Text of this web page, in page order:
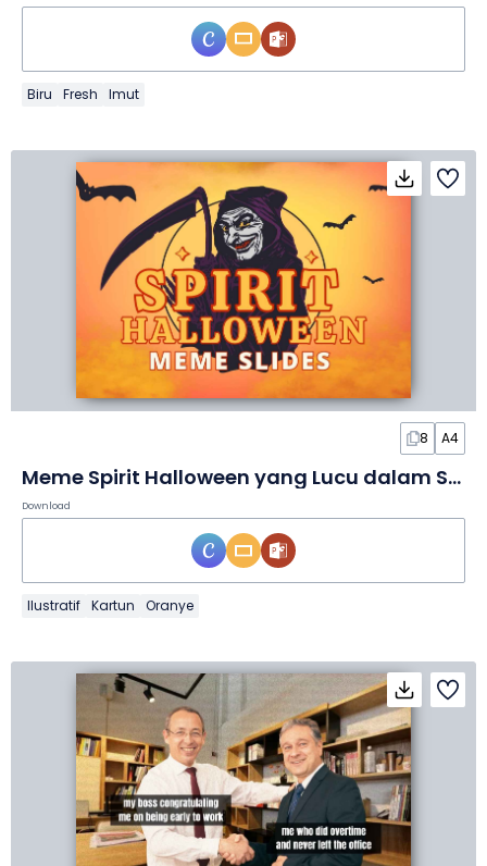
Biru Fresh Imut
8 A4
Meme Spirit Halloween yang Lucu dalam Slide
Download
Ilustratif Kartun Oranye